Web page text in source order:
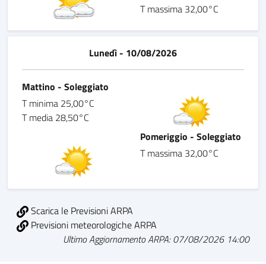
T massima 32,00°C
Lunedì - 10/08/2026
Mattino - Soleggiato
T minima 25,00°C
T media 28,50°C
Pomeriggio - Soleggiato
T massima 32,00°C
Scarica le Previsioni ARPA
Previsioni meteorologiche ARPA
Ultimo Aggiornamento ARPA: 07/08/2026 14:00